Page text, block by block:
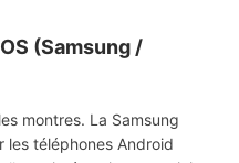
(Samsung /
montres. La Samsung
les téléphones Android